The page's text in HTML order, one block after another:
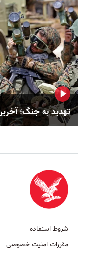
تهدید به جنگ؛
شروط استفاده
مقررات امنیت خصوصی